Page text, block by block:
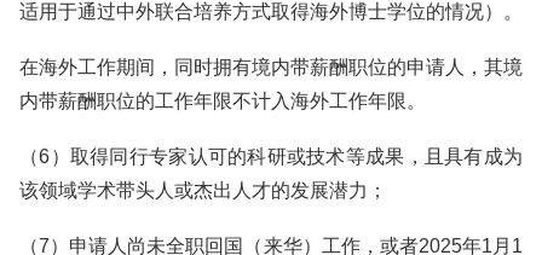
适用于通过中外联合培养方式取得海外博士学位的情况）。
在海外工作期间，同时拥有境内带薪酬职位的申请人，其境
内带薪酬职位的工作年限不计入海外工作年限。
（6）取得同行专家认可的科研或技术等成果，且具有成为
该领域学术带头人或杰出人才的发展潜力；
（7）申请人尚未全职回国（来华）工作，或者2025年1月1